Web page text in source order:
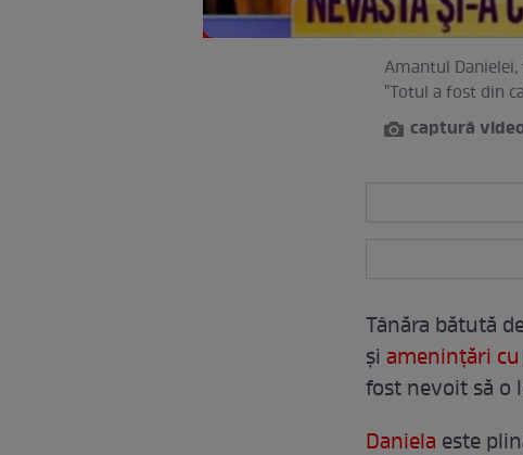
Amantul
"Totul a fost din
captură
Tânăra bătută
şi ameninţări
fost nevoit să o
Daniela este